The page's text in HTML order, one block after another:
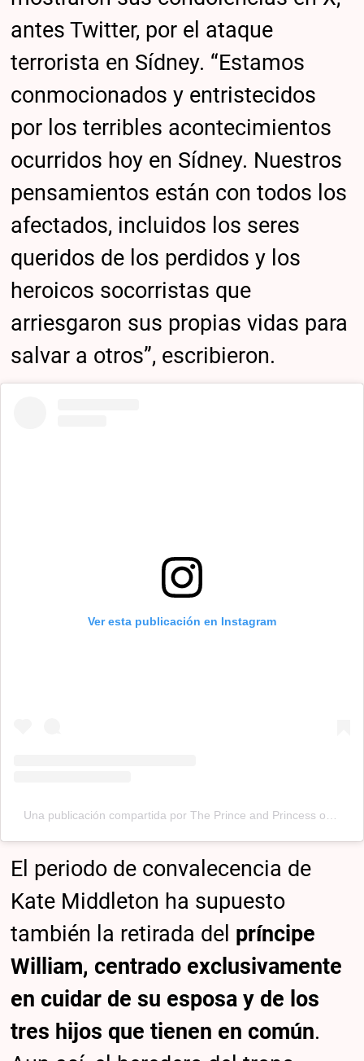
antes Twitter, por el ataque
terrorista en Sídney. “Estamos
conmocionados y entristecidos
por los terribles acontecimientos
ocurridos hoy en Sídney. Nuestros
pensamientos están con todos los
afectados, incluidos los seres
queridos de los perdidos y los
heroicos socorristas que
arriesgaron sus propias vidas para
salvar a otros”, escribieron.
Ver esta publicación en Instagram
El periodo de convalecencia de
Kate Middleton ha supuesto
también la retirada del príncipe
William, centrado exclusivamente
en cuidar de su esposa y de los
tres hijos que tienen en común.